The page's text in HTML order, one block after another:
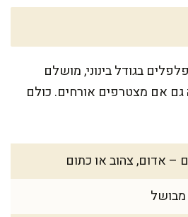
המתכון הזה יספיק ל-6 פלפלים בגודל בינוני, מושלם
אם מצטרפים אורחים. כולם